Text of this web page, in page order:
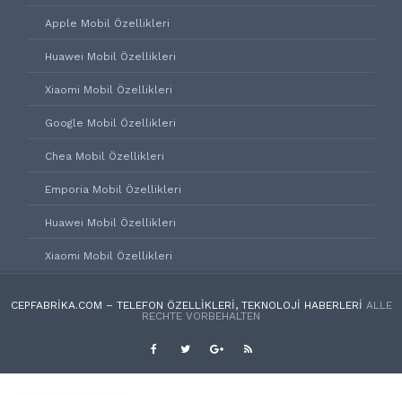
Apple Mobil Özellikleri
Huawei Mobil Özellikleri
Xiaomi Mobil Özellikleri
Google Mobil Özellikleri
Chea Mobil Özellikleri
Emporia Mobil Özellikleri
Huawei Mobil Özellikleri
Xiaomi Mobil Özellikleri
CEPFABRIKA.COM – TELEFON ÖZELLIKLERI, TEKNOLOJI HABERLERI ALLE
RECHTE VORBEHALTEN